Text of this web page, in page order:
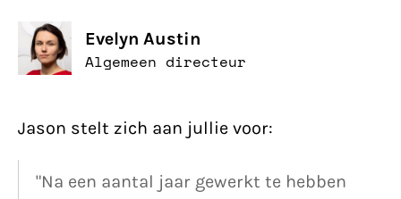
Evelyn Austin
Algemeen directeur
Jason stelt zich aan jullie voor:
"Na een aantal jaar gewerkt te hebben